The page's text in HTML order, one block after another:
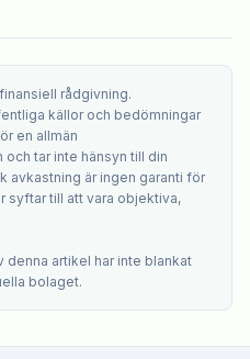
rådgivning.
källor och bedömningar
en allmän
tar inte hänsyn till din
avkastning är ingen garanti för
syftar till att vara objektiva,
denna artikel har inte blankat
bolaget.